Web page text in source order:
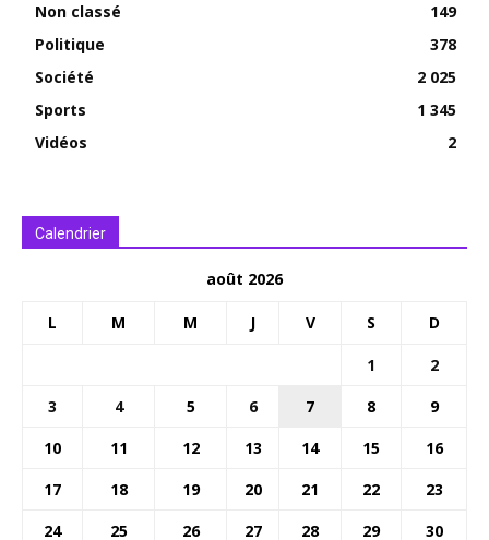
Non classé
149
Politique
378
Société
2 025
Sports
1 345
Vidéos
2
Calendrier
août 2026
L M M J V S D
1
2
3
4 5 6 7 8
9
10
11 12 13 14 15
16
17
18 19 20 21 22
23
24
25 26 27 28 29
30